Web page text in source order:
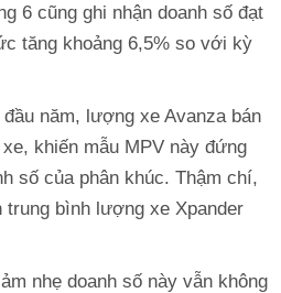
6 cũng ghi nhận doanh số đạt
tăng khoảng 6,5% so với kỳ
năm, lượng xe Avanza bán
khiến mẫu MPV này đứng
số của phân khúc. Thậm chí,
bình lượng xe Xpander
nhẹ doanh số này vẫn không